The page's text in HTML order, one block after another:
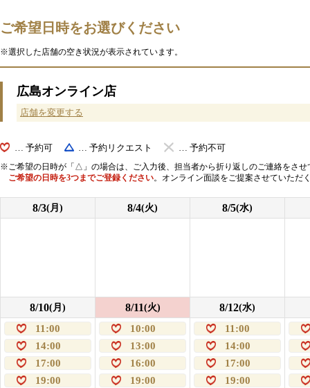
ご希望日時をお選びください
※選択した店舗の空き状況が表示されています。
広島オンライン店
店舗を変更する
… 予約可 … 予約リクエスト … 予約不可
ご希望の日時が「△」の場合は、ご入力後、担当者から折り返しのご連絡をさせ
ご希望の日時を3つまでご登録ください。オンライン面談をご提案させていただ
8/3(月) 8/4(火) 8/5(水)
8/10(月)
11:00
14:00
17:00
19:00
8/11(火)
10:00
13:00
16:00
19:00
8/12(水)
11:00
14:00
17:00
19:00